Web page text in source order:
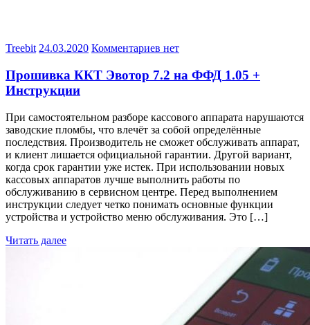
Treebit 24.03.2020 Комментариев нет
Прошивка ККТ Эвотор 7.2 на ФФД 1.05 +
Инструкции
При самостоятельном разборе кассового аппарата нарушаются
заводские пломбы, что влечёт за собой определённые
последствия. Производитель не сможет обслуживать аппарат,
и клиент лишается официальной гарантии. Другой вариант,
когда срок гарантии уже истек. При использовании новых
кассовых аппаратов лучше выполнить работы по
обслуживанию в сервисном центре. Перед выполнением
инструкции следует четко понимать основные функции
устройства и устройство меню обслуживания. Это […]
Читать далее